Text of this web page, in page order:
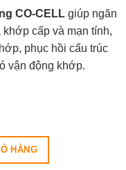
CO-CELL giúp ngăn
cấp và mạn tính,
phục hồi cấu trúc
vận động khớp.
HÀNG